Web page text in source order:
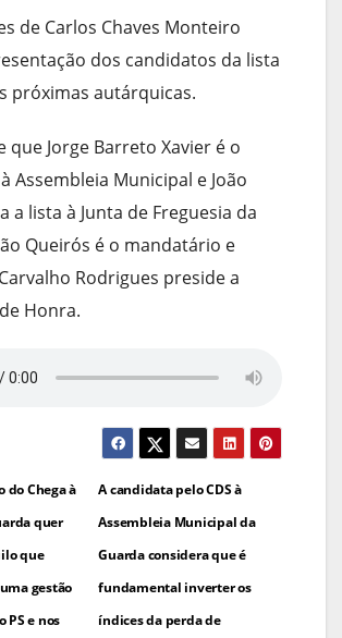
de Carlos Chaves Monteiro
dos candidatos da lista
próximas autárquicas.
que Jorge Barreto Xavier é o
Assembleia Municipal e João
a lista à Junta de Freguesia da
Queirós é o mandatário e
Rodrigues preside a
Honra.
A candidata pelo CDS à
Assembleia Municipal da
Guarda considera que é
fundamental inverter os
índices da perda de
do Chega à
quer
que
gestão
PS e nos